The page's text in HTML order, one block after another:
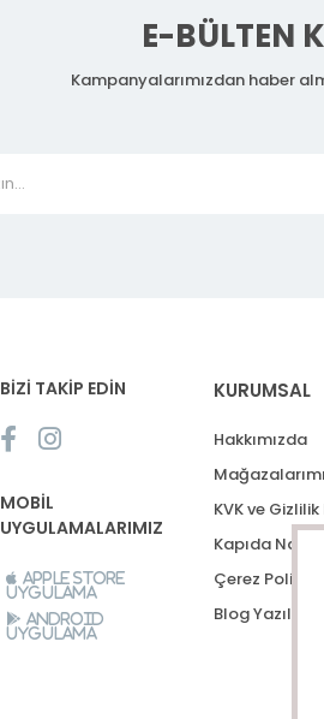
E-BÜLTEN
Kampanyalarımızdan haber
BİZİ TAKİP EDİN
MOBİL
UYGULAMALARIMIZ
Apple Store
Uygulama
Android
Uygulama
KURUMSAL
Hakkımızda
KVK ve
Kapıda Nakit
Çerez Politikası
Blog Yazıları